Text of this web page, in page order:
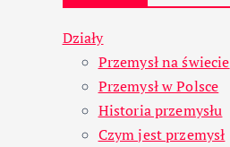
Działy
Przemysł na świecie
Przemysł w Polsce
Historia przemysłu
Czym jest przemysł